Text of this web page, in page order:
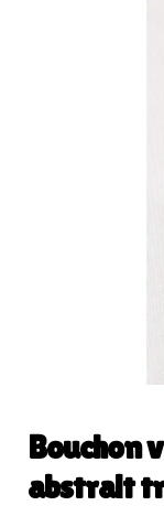
Bouchon
abstrait